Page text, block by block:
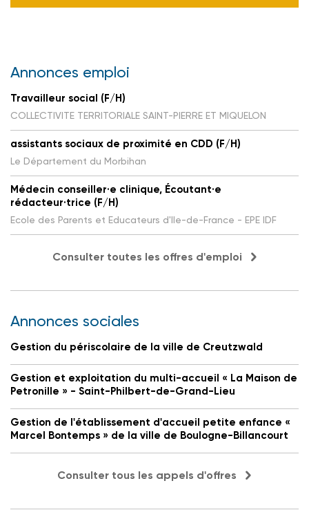
Annonces emploi
Travailleur social (F/H)
COLLECTIVITE TERRITORIALE SAINT-PIERRE ET MIQUELON
assistants sociaux de proximité en CDD (F/H)
Le Département du Morbihan
Médecin conseiller·e clinique, Écoutant·e
rédacteur·trice (F/H)
Ecole des Parents et Educateurs d'Ile-de-France - EPE IDF
Consulter toutes les offres d'emploi
Annonces sociales
Gestion du périscolaire de la ville de Creutzwald
Gestion et exploitation du multi-accueil « La Maison de
Petronille » - Saint-Philbert-de-Grand-Lieu
Gestion de l'établissement d'accueil petite enfance «
Marcel Bontemps » de la ville de Boulogne-Billancourt
Consulter tous les appels d'offres